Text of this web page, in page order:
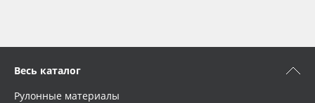
Весь каталог
Рулонные материалы